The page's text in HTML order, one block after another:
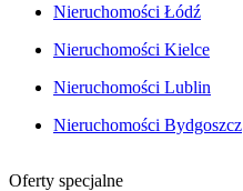
Nieruchomości Łódź
Nieruchomości Kielce
Nieruchomości Lublin
Nieruchomości Bydgoszcz
Oferty specjalne